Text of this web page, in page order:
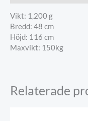
Vikt: 1,200 g
Bredd: 48 cm
Höjd: 116 cm
Maxvikt: 150kg
Relaterade